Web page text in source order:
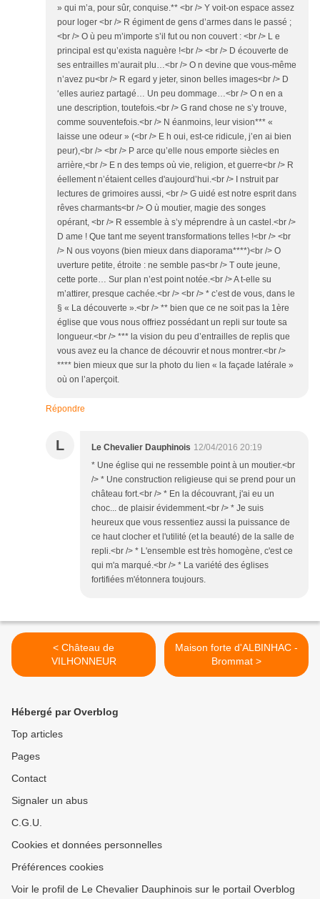
» qui m’a, pour sûr, conquise.** <br /> Y voit-on espace assez
pour loger <br /> R égiment de gens d’armes dans le passé ;
<br /> O ù peu m’importe s’il fut ou non couvert : <br /> L e
principal est qu’exista naguère !<br /> <br /> D écouverte de
ses entrailles m’aurait plu…<br /> O n devine que vous-même
n’avez pu<br /> R egard y jeter, sinon belles images<br /> D
‘elles auriez partagé… Un peu dommage…<br /> O n en a
une description, toutefois.<br /> G rand chose ne s’y trouve,
comme souventefois.<br /> N éanmoins, leur vision*** «
laisse une odeur » (<br /> E h oui, est-ce ridicule, j’en ai bien
peur),<br /> <br /> P arce qu’elle nous emporte siècles en
arrière,<br /> E n des temps où vie, religion, et guerre<br /> R
éellement n’étaient celles d'aujourd’hui.<br /> I nstruit par
lectures de grimoires aussi, <br /> G uidé est notre esprit dans
rêves charmants<br /> O ù moutier, magie des songes
opérant, <br /> R essemble à s’y méprendre à un castel.<br />
D ame ! Que tant me seyent transformations telles !<br /> <br
/> N ous voyons (bien mieux dans diaporama****)<br /> O
uverture petite, étroite : ne semble pas<br /> T oute jeune,
cette porte… Sur plan n’est point notée.<br /> A t-elle su
m’attirer, presque cachée.<br /> <br /> * c’est de vous, dans le
§ « La découverte ».<br /> ** bien que ce ne soit pas la 1ère
église que vous nous offriez possédant un repli sur toute sa
longueur.<br /> *** la vision du peu d’entrailles de replis que
vous avez eu la chance de découvrir et nous montrer.<br />
**** bien mieux que sur la photo du lien « la façade latérale »
où on l’aperçoit.
Répondre
L Le Chevalier Dauphinois 12/04/2016 20:19
* Une église qui ne ressemble point à un moutier.<br
/> * Une construction religieuse qui se prend pour un
château fort.<br /> * En la découvrant, j'ai eu un
choc... de plaisir évidemment.<br /> * Je suis
heureux que vous ressentiez aussi la puissance de
ce haut clocher et l'utilité (et la beauté) de la salle de
repli.<br /> * L'ensemble est très homogène, c'est ce
qui m'a marqué.<br /> * La variété des églises
fortifiées m'étonnera toujours.
< Château de
VILHONNEUR
Maison forte d'ALBINHAC -
Brommat >
Hébergé par Overblog
Top articles
Pages
Contact
Signaler un abus
C.G.U.
Cookies et données personnelles
Préférences cookies
Voir le profil de Le Chevalier Dauphinois sur le portail Overblog